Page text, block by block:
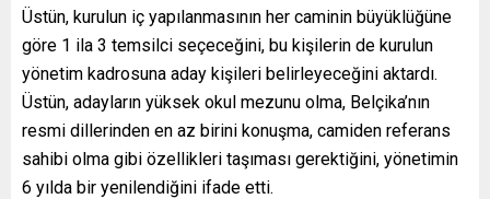
Üstün, kurulun iç yapılanmasının her caminin büyüklüğüne
göre 1 ila 3 temsilci seçeceğini, bu kişilerin de kurulun
yönetim kadrosuna aday kişileri belirleyeceğini aktardı.
Üstün, adayların yüksek okul mezunu olma, Belçika’nın
resmi dillerinden en az birini konuşma, camiden referans
sahibi olma gibi özellikleri taşıması gerektiğini, yönetimin
6 yılda bir yenilendiğini ifade etti.